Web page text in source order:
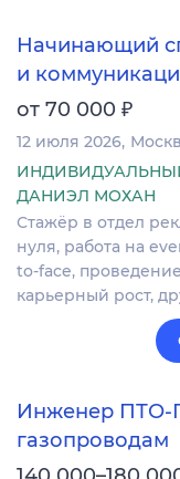
Начинающий
и
от 70 000 ₽
12 июля 2026
ДАНИЭЛ МОХАН
Стажёр в отдел
нуля, работа на
to-face,
карьерный рост,
Инженер ПТО-
газопроводам